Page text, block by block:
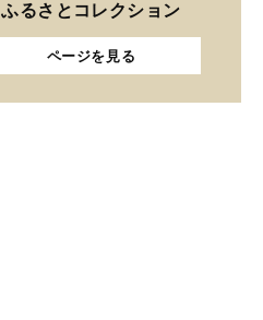
ふるさとコレクション
ページを見る